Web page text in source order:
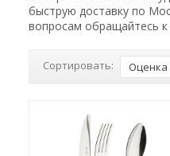
быструю доставку по
вопросам обращайтесь
Сортировать: Оценка